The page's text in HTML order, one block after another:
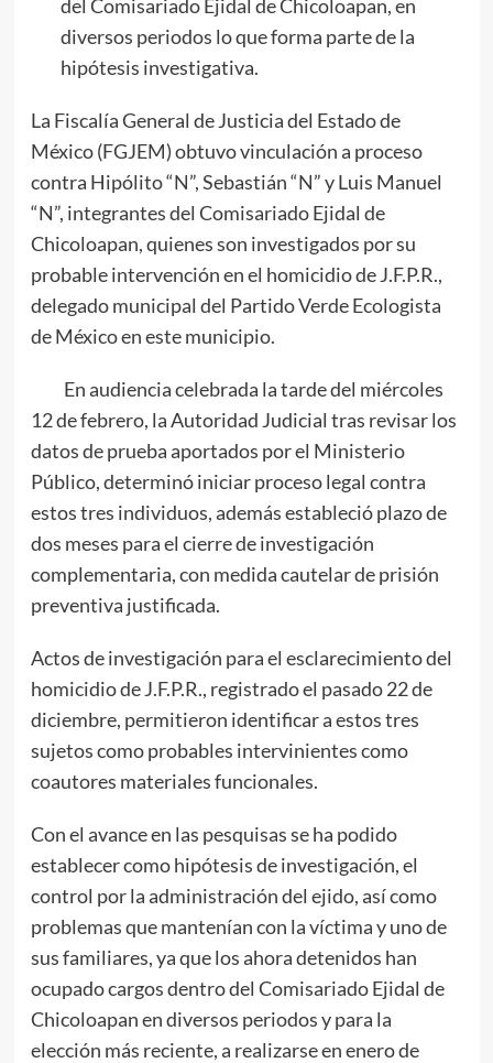
del Comisariado Ejidal de Chicoloapan, en
diversos periodos lo que forma parte de la
hipótesis investigativa.
La Fiscalía General de Justicia del Estado de
México (FGJEM) obtuvo vinculación a proceso
contra Hipólito “N”, Sebastián “N” y Luis Manuel
“N”, integrantes del Comisariado Ejidal de
Chicoloapan, quienes son investigados por su
probable intervención en el homicidio de J.F.P.R.,
delegado municipal del Partido Verde Ecologista
de México en este municipio.
En audiencia celebrada la tarde del miércoles
12 de febrero, la Autoridad Judicial tras revisar los
datos de prueba aportados por el Ministerio
Público, determinó iniciar proceso legal contra
estos tres individuos, además estableció plazo de
dos meses para el cierre de investigación
complementaria, con medida cautelar de prisión
preventiva justificada.
Actos de investigación para el esclarecimiento del
homicidio de J.F.P.R., registrado el pasado 22 de
diciembre, permitieron identificar a estos tres
sujetos como probables intervinientes como
coautores materiales funcionales.
Con el avance en las pesquisas se ha podido
establecer como hipótesis de investigación, el
control por la administración del ejido, así como
problemas que mantenían con la víctima y uno de
sus familiares, ya que los ahora detenidos han
ocupado cargos dentro del Comisariado Ejidal de
Chicoloapan en diversos periodos y para la
elección más reciente, a realizarse en enero de